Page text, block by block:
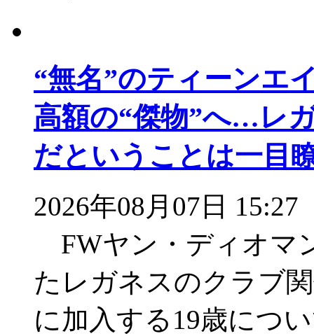
“無名”のティーンエ
高額の“傑物”へ…レ
だということは一目
2026年08月07日 15:27
FWヤン・ディオマ
たレガネスのクラブ
に加入する19歳につ